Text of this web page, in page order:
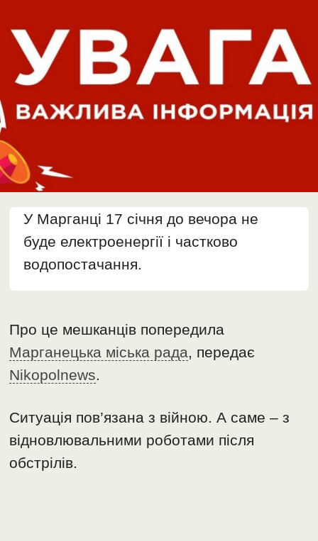
У Марганці 17 січня до вечора не
буде електроенергії і частково
водопостачання.
Про це мешканців попередила
Марганецька міська рада, передає
Nikopolnews.
Ситуація пов’язана з війною. А саме – з
відновлювальними роботами після
обстрілів.